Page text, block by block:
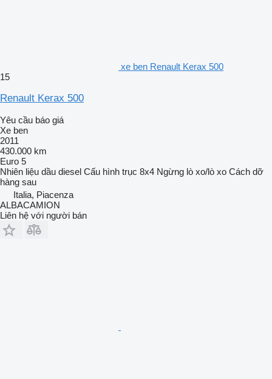
xe ben Renault Kerax 500
15
Renault Kerax 500
Yêu cầu báo giá
Xe ben
2011
430.000 km
Euro 5
Nhiên liệu dầu diesel Cấu hình trục 8x4 Ngừng lò xo/lò xo Cách dỡ
hàng sau
Italia, Piacenza
ALBACAMION
Liên hệ với người bán